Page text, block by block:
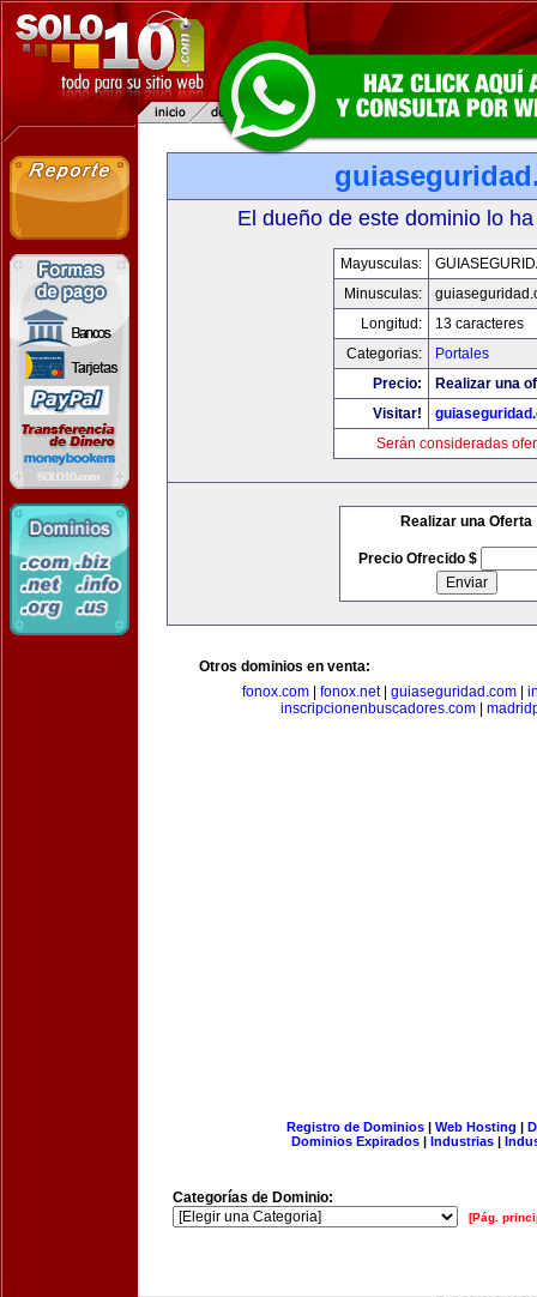
El dueño de este dominio lo
Mayusculas:
Minusculas:
Longitud:
13 caracteres
Categorias:
Portales
Precio:
Realizar una
Visitar!
Serán consideradas
Realizar una Oferta
Precio Ofrecido $
Otros dominios en venta:
fonox.com| fonox.net| guiaseguridad.com|
inscripcionenbuscadores.com|
Registro de Dominios| Web Hosting |
Dominios Expirados | Industrias |
Categorías de Dominio:
[Pág.